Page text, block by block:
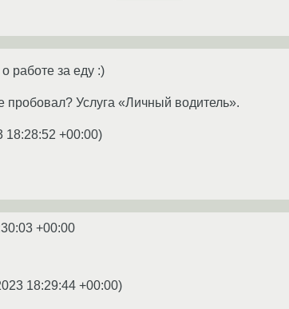
работе за еду :)
пробовал? Услуга «Личный водитель».
18:28:52 +00:00)
+00:00
18:29:44 +00:00)